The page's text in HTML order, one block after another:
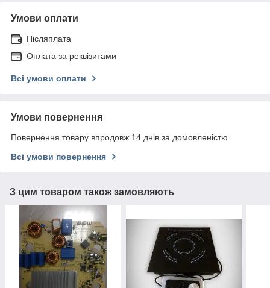
Умови оплати
Післяплата
Оплата за реквізитами
Всі умови оплати
Умови повернення
Повернення товару впродовж 14 днів за домовленістю
Всі умови повернення
З цим товаром також замовляють